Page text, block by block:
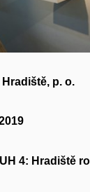
p. o.
4: Hradiště